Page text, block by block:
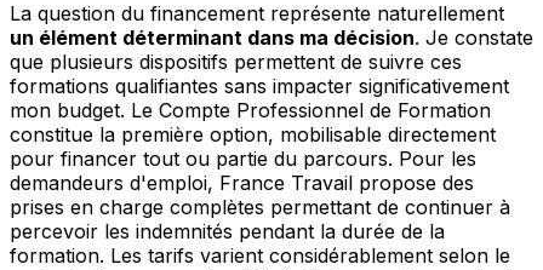
La question du financement représente naturellement
un élément déterminant dans ma décision. Je constate
que plusieurs dispositifs permettent de suivre ces
formations qualifiantes sans impacter significativement
mon budget. Le Compte Professionnel de Formation
constitue la première option, mobilisable directement
pour financer tout ou partie du parcours. Pour les
demandeurs d'emploi, France Travail propose des
prises en charge complètes permettant de continuer à
percevoir les indemnités pendant la durée de la
formation. Les tarifs varient considérablement selon le